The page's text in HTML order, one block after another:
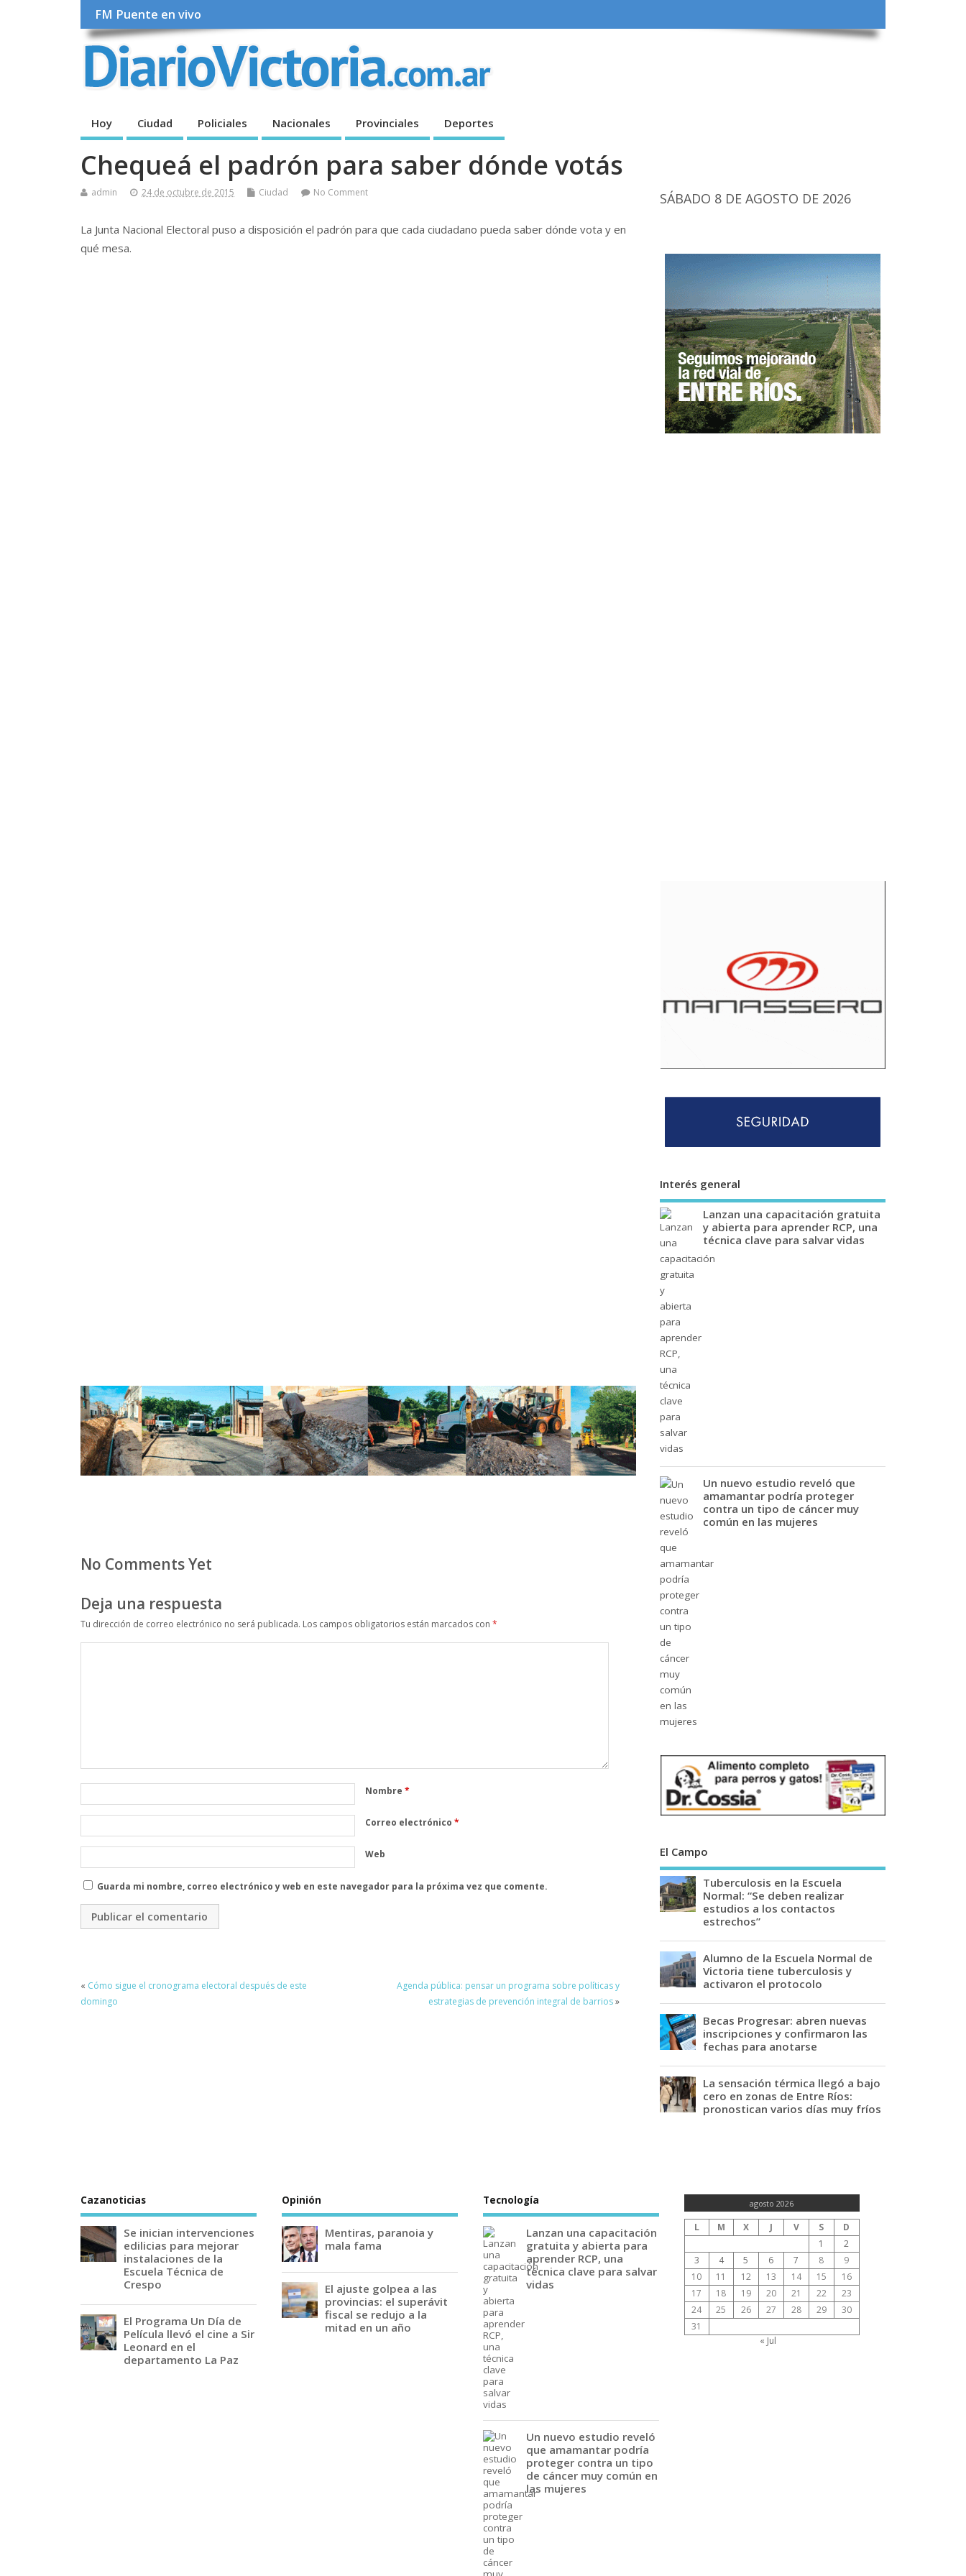
FM Puente en vivo
Hoy Ciudad Policiales Nacionales Provinciales Deportes
Chequeá el padrón para saber dónde votás
admin 24 de octubre de 2015 Ciudad No Comment
La Junta Nacional Electoral puso a disposición el padrón para que cada ciudadano pueda saber dónde vota y en
qué mesa.
No Comments Yet
Deja una respuesta
Tu dirección de correo electrónico no será publicada. Los campos obligatorios están marcados con *
Nombre *
Correo electrónico *
Web
Guarda mi nombre, correo electrónico y web en este navegador para la próxima vez que comente.
« Cómo sigue el cronograma electoral después de este
domingo
Agenda pública: pensar un programa sobre políticas y
estrategias de prevención integral de barrios»
SÁBADO 8 DE AGOSTO DE 2026
Interés general
Lanzan una capacitación gratuita
y abierta para aprender RCP, una
técnica clave para salvar vidas
Un nuevo estudio reveló que
amamantar podría proteger
contra un tipo de cáncer muy
común en las mujeres
El Campo
Tuberculosis en la Escuela
Normal: “Se deben realizar
estudios a los contactos
estrechos”
Alumno de la Escuela Normal de
Victoria tiene tuberculosis y
activaron el protocolo
Becas Progresar: abren nuevas
inscripciones y confirmaron las
fechas para anotarse
La sensación térmica llegó a bajo
cero en zonas de Entre Ríos:
pronostican varios días muy fríos
Cazanoticias
Se inician intervenciones
edilicias para mejorar
instalaciones de la
Escuela Técnica de
Crespo
El Programa Un Día de
Película llevó el cine a Sir
Leonard en el
departamento La Paz
Opinión
Mentiras, paranoia y
mala fama
El ajuste golpea a las
provincias: el superávit
fiscal se redujo a la
mitad en un año
Tecnología
Lanzan una capacitación
gratuita y abierta para
aprender RCP, una
técnica clave para salvar
vidas
Un nuevo estudio reveló
que amamantar podría
proteger contra un tipo
de cáncer muy común en
las mujeres
agosto 2026
L M X J V S
D
1
2
3
4 5 6 7 8
9
10
11 12 13 14 15
16
17
18 19 20 21 22
23
24
25 26 27 28 29
30
31
« Jul